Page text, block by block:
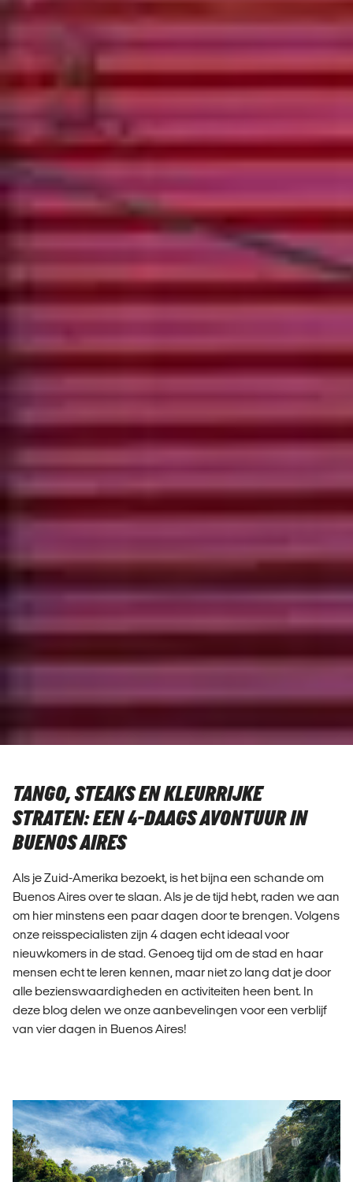
TANGO, STEAKS EN KLEURRIJKE
STRATEN: EEN 4-DAAGS AVONTUUR IN
BUENOS AIRES
Als je Zuid-Amerika bezoekt, is het bijna een schande om
Buenos Aires over te slaan. Als je de tijd hebt, raden we aan
om hier minstens een paar dagen door te brengen. Volgens
onze reisspecialisten zijn 4 dagen echt ideaal voor
nieuwkomers in de stad. Genoeg tijd om de stad en haar
mensen echt te leren kennen, maar niet zo lang dat je door
alle bezienswaardigheden en activiteiten heen bent. In
deze blog delen we onze aanbevelingen voor een verblijf
van vier dagen in Buenos Aires!